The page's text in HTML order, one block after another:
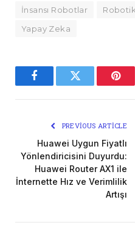
İnsansı Robotlar
Yapay Zeka
FacebookTwitter
PREVIOUS ARTICLE
Huawei Uygun Fiyatlı
Yönlendiricisini Duyurdu:
Huawei Router AX1 ile
İnternette Hız ve Verimlilik
Artışı